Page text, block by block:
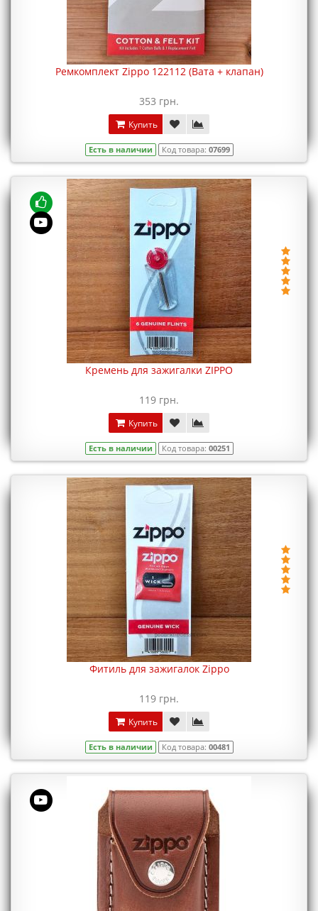
Ремкомплект Zippo 122112 (Вата + клапан)
353 грн.
Купить
Есть в наличии Код товара: 07699
Кремень для зажигалки ZIPPO
119 грн.
Купить
Есть в наличии Код товара: 00251
Фитиль для зажигалок Zippo
119 грн.
Купить
Есть в наличии Код товара: 00481